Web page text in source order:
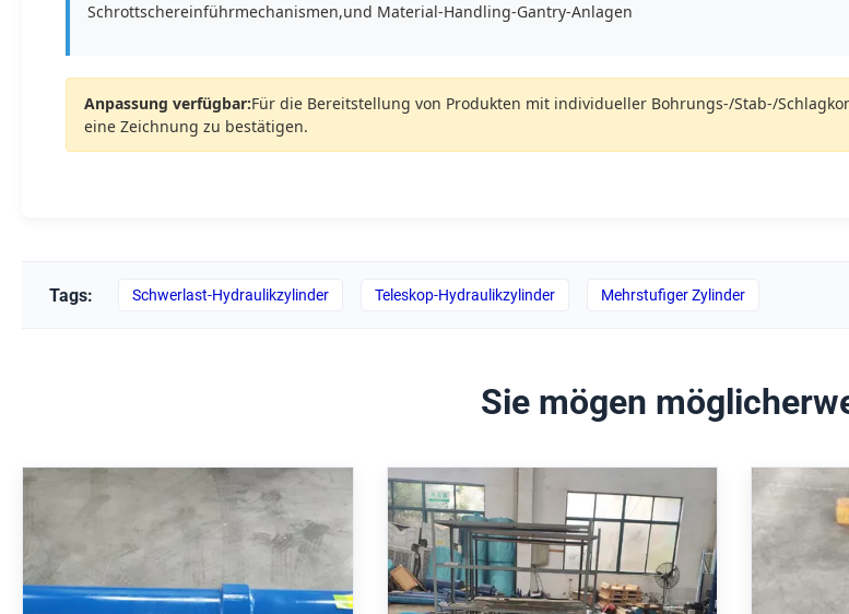
Schrottschereinführmechanismen,und Material-Handling-Gantry-Anlagen
Anpassung verfügbar:Für die Bereitstellung von Produkten mit individueller Bohrungs-/Stab-/
eine Zeichnung zu bestätigen.
Tags: Schwerlast-Hydraulikzylinder Teleskop-Hydraulikzylinder Mehrstufiger Zylinder
Sie mögen
Teleskopischer
Hydraulikzylinder mit 250 Bar
Schwerlastmühle hydraulischer
Zylinder mit 160 mm Bohrung
mm-